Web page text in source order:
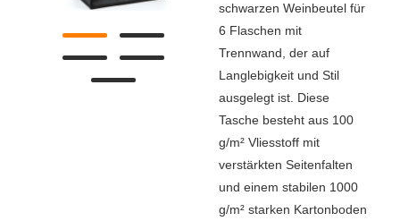
schwarzen Weinbeutel für
6 Flaschen mit
Trennwand, der auf
Langlebigkeit und Stil
ausgelegt ist. Diese
Tasche besteht aus 100
g/m² Vliesstoff mit
verstärkten Seitenfalten
und einem stabilen 1000
g/m² starken Kartonboden